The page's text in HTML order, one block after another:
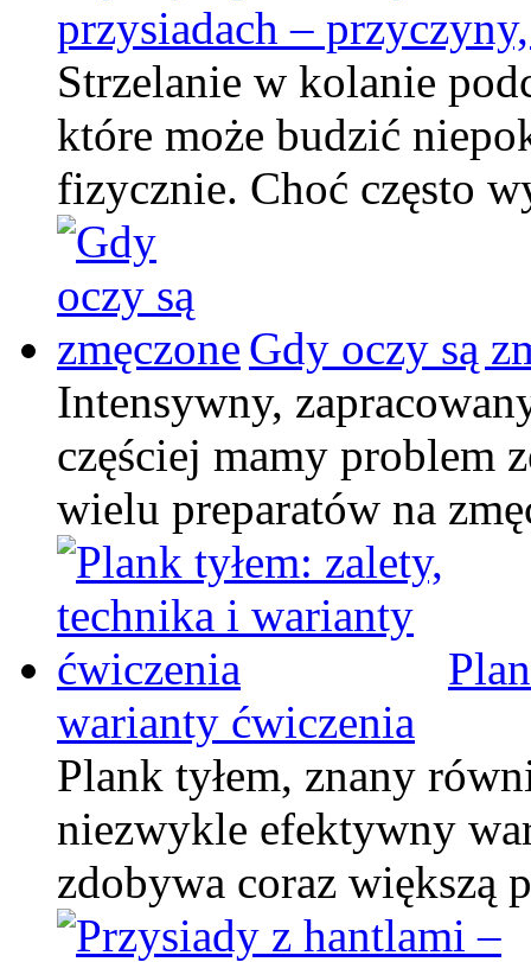
przysiadach –
Strzelanie w kolanie
które może budzić
fizycznie. Choć często
Gdy oczy są
Intensywny,
częściej mamy problem
wielu preparatów na
warianty ćwiczenia
Plank tyłem, znany
niezwykle efektywny
zdobywa coraz